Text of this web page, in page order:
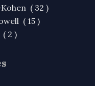
( 32 )
( 15 )
2 )